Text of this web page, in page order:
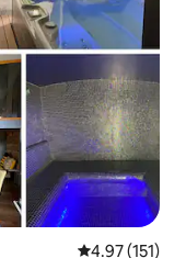
Calificación
4.97 (151)